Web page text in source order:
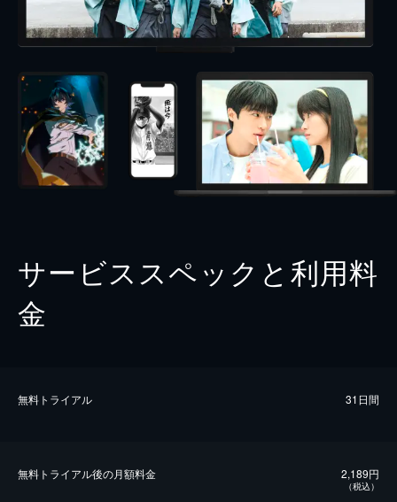
サービススペックと利用料
金
無料トライアル 31日間
無料トライアル後の⽉額料金 2,189円
（税込）